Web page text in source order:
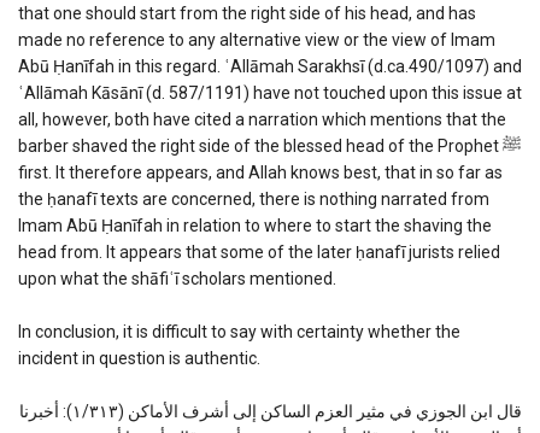
that one should start from the right side of his head, and has
made no reference to any alternative view or the view of Imam
Abū Ḥanīfah in this regard. ʿAllāmah Sarakhsī (d.ca.490/1097) and
ʿAllāmah Kāsānī (d. 587/1191) have not touched upon this issue at
all, however, both have cited a narration which mentions that the
barber shaved the right side of the blessed head of the Prophet ﷺ
first. It therefore appears, and Allah knows best, that in so far as
the ḥanafī texts are concerned, there is nothing narrated from
Imam Abū Ḥanīfah in relation to where to start the shaving the
head from. It appears that some of the later ḥanafī jurists relied
upon what the shāfiʿī scholars mentioned.
In conclusion, it is difficult to say with certainty whether the
incident in question is authentic.
قال ابن الجوزي في مثير العزم الساكن إلى أشرف الأماكن (١/٣١٣): أخبرنا